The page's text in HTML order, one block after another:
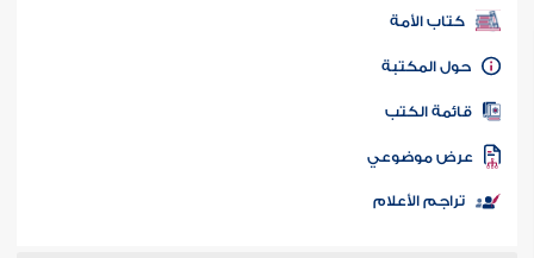
كتب PDF
كتاب الأمة
المكتبة
الكتب
موضوعي